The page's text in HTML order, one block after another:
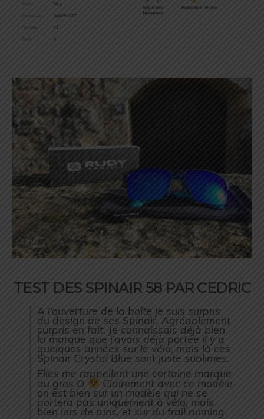
TEST DES SPINAIR 58 PAR CEDRIC
A l’ouverture de la boîte je suis surpris
du design de ses Spinair. Agréablement
surpris en fait. Je connaissais déjà bien
la marque que j’avais déjà portée il y a
quelques années sur le vélo, mais là ces
Spinair Crystal Blue sont juste sublimes.
Elles me rappellent une certaine marque
au gros O Clairement avec ce modèle
on est bien sur un modèle qui ne se
portera pas uniquement à vélo, mais
bien lors de runs, et sur du trail running.